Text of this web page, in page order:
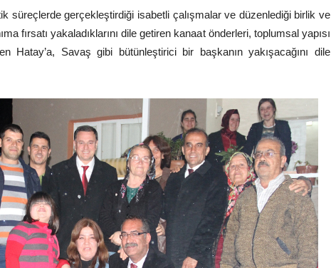
süreçlerde gerçekleştirdiği isabetli çalışmalar ve düzenlediği birlik ve
fırsatı yakaladıklarını dile getiren kanaat önderleri, toplumsal yapısı
Hatay’a, Savaş gibi bütünleştirici bir başkanın yakışacağını dile